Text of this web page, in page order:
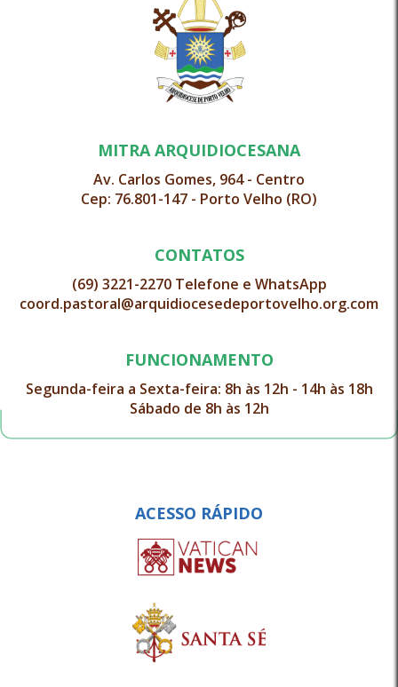
MITRA ARQUIDIOCESANA
Av. Carlos Gomes, 964 - Centro
Cep: 76.801-147 - Porto Velho (RO)
CONTATOS
(69) 3221-2270 Telefone e WhatsApp
coord.pastoral@arquidiocesedeportovelho.org.com
FUNCIONAMENTO
Segunda-feira a Sexta-feira: 8h às 12h - 14h às 18h
Sábado de 8h às 12h
ACESSO RÁPIDO